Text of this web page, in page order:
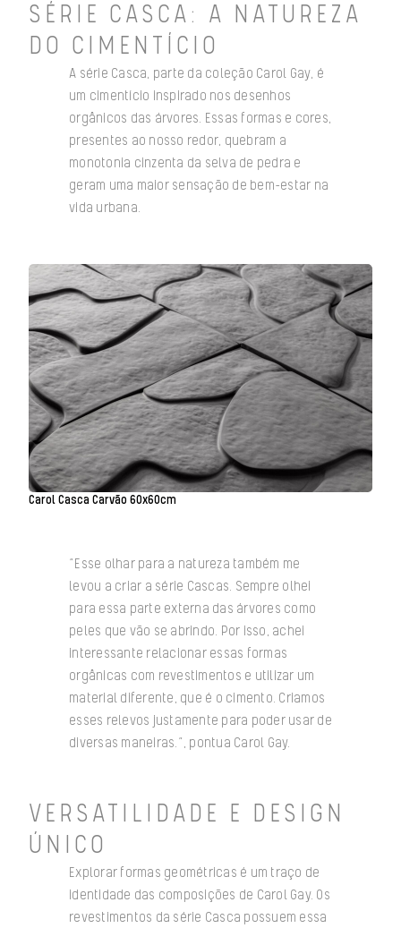
SÉRIE CASCA: A NATUREZA
DO CIMENTÍCIO
A série Casca, parte da coleção Carol Gay, é
um cimentício inspirado nos desenhos
orgânicos das árvores. Essas formas e cores,
presentes ao nosso redor, quebram a
monotonia cinzenta da selva de pedra e
geram uma maior sensação de bem-estar na
vida urbana.
Carol Casca Carvão 60x60cm
“Esse olhar para a natureza também me
levou a criar a série Cascas. Sempre olhei
para essa parte externa das árvores como
peles que vão se abrindo. Por isso, achei
interessante relacionar essas formas
orgânicas com revestimentos e utilizar um
material diferente, que é o cimento. Criamos
esses relevos justamente para poder usar de
diversas maneiras.”, pontua Carol Gay.
VERSATILIDADE E DESIGN
ÚNICO
Explorar formas geométricas é um traço de
identidade das composições de Carol Gay. Os
revestimentos da série Casca possuem essa